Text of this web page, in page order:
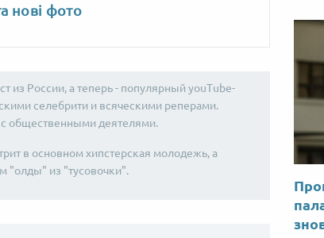
нові фото
из России, а теперь - популярный youTube-
селебрити и всяческими реперами.
общественными деятелями.
в основном хипстерская молодежь, а
"олды" из "тусовочки".